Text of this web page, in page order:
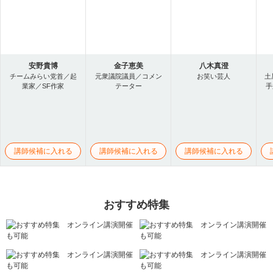
安野貴博
チームみらい党首／起
業家／SF作家
講師候補に入れる
金子恵美
元衆議院議員／コメン
テーター
講師候補に入れる
八木真澄
お笑い芸人
講師候補に入れる
土
おすすめ特集